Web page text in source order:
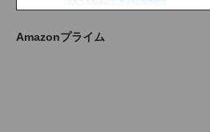
Amazonプライム